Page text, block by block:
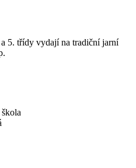
5. třídy vydají na tradiční jarní